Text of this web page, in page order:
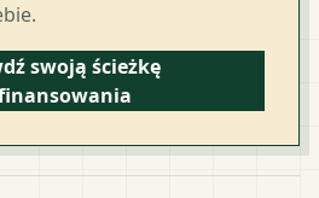
swoją ścieżkę